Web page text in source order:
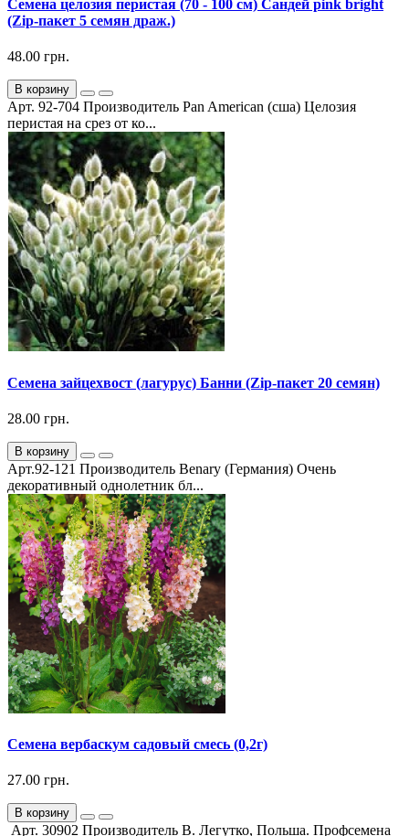
Семена целозия перистая (70 - 100 см) Сандей pink bright
(Zip-пакет 5 семян драж.)
48.00 грн.
В корзину
Арт. 92-704 Производитель Pan American (сша) Целозия
перистая на срез от ко...
Семена зайцехвост (лагурус) Банни (Zip-пакет 20 семян)
28.00 грн.
В корзину
Арт.92-121 Производитель Benary (Германия) Очень
декоративный однолетник бл...
Семена вербаскум садовый смесь (0,2г)
27.00 грн.
В корзину
Арт. 30902 Производитель В. Легутко, Польша. Профсемена